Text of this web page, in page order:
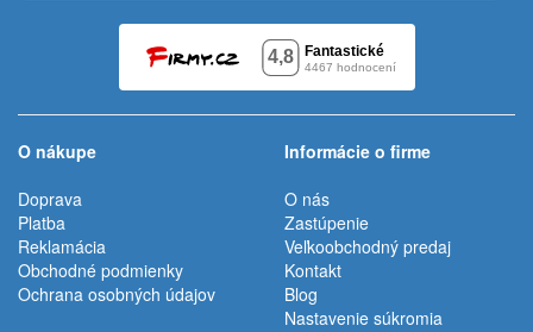
O nákupe
Doprava
Platba
Reklamácia
Obchodné podmienky
Ochrana osobných údajov
Informácie o firme
O nás
Zastúpenie
Veľkoobchodný predaj
Kontakt
Blog
Nastavenie súkromia